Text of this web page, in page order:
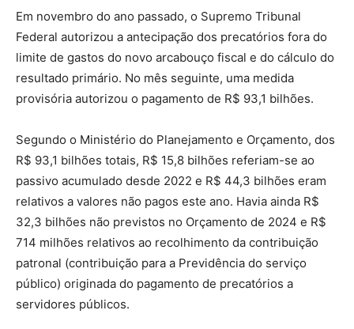
Em novembro do ano passado, o Supremo Tribunal
Federal autorizou a antecipação dos precatórios fora do
limite de gastos do novo arcabouço fiscal e do cálculo do
resultado primário. No mês seguinte, uma medida
provisória autorizou o pagamento de R$ 93,1 bilhões.
Segundo o Ministério do Planejamento e Orçamento, dos
R$ 93,1 bilhões totais, R$ 15,8 bilhões referiam-se ao
passivo acumulado desde 2022 e R$ 44,3 bilhões eram
relativos a valores não pagos este ano. Havia ainda R$
32,3 bilhões não previstos no Orçamento de 2024 e R$
714 milhões relativos ao recolhimento da contribuição
patronal (contribuição para a Previdência do serviço
público) originada do pagamento de precatórios a
servidores públicos.